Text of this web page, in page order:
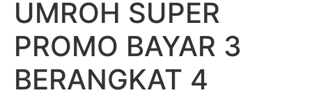
UMROH SUPER
PROMO BAYAR 3
BERANGKAT 4